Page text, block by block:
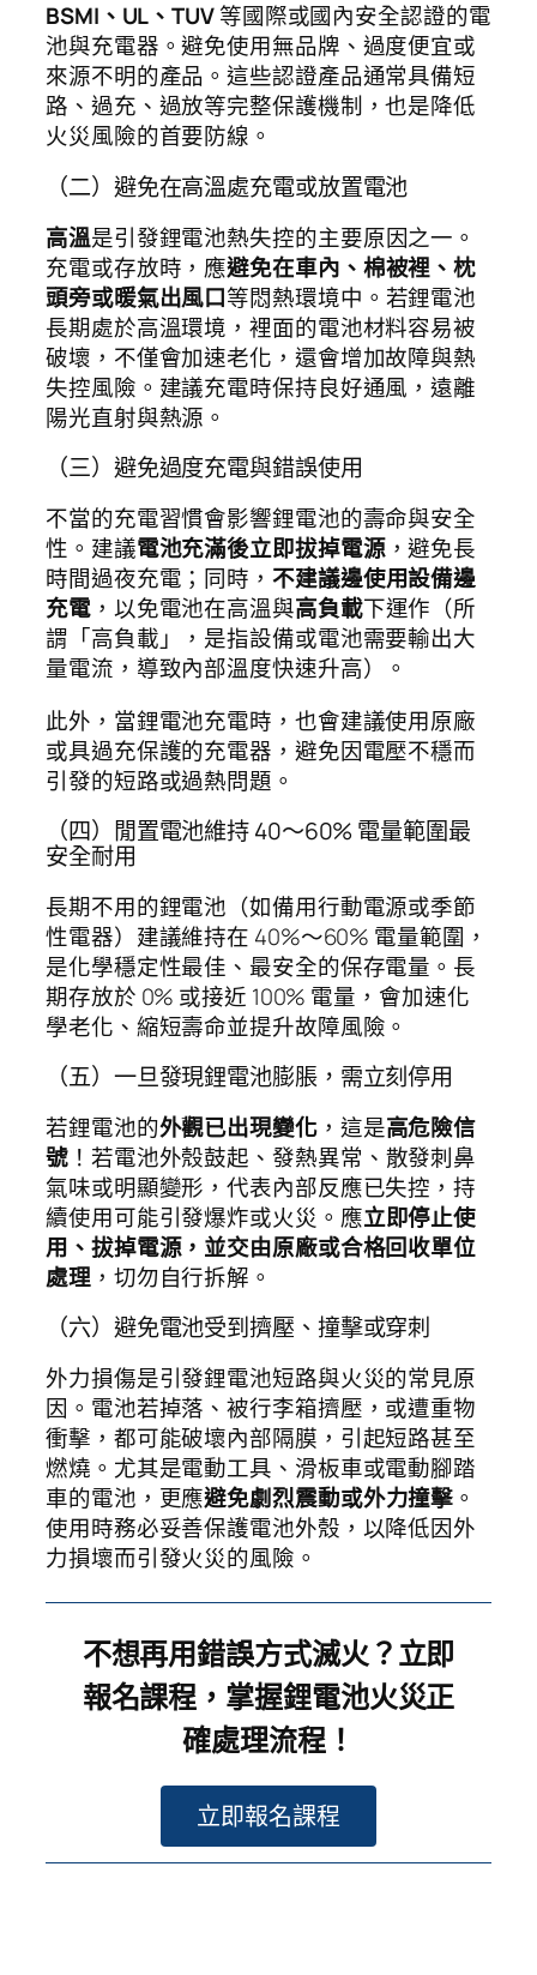
BSMI、UL、TUV等國際或國內安全認證的電
池與充電器。避免使用無品牌、過度便宜或
來源不明的產品。這些認證產品通常具備短
路、過充、過放等完整保護機制，也是降低
火災風險的首要防線。
（二）避免在高溫處充電或放置電池
高溫是引發鋰電池熱失控的主要原因之一。
充電或存放時，應避免在車內、棉被裡、枕
頭旁或暖氣出風口等悶熱環境中。若鋰電池
長期處於高溫環境，裡面的電池材料容易被
破壞，不僅會加速老化，還會增加故障與熱
失控風險。建議充電時保持良好通風，遠離
陽光直射與熱源。
（三）避免過度充電與錯誤使用
不當的充電習慣會影響鋰電池的壽命與安全
性。建議電池充滿後立即拔掉電源，避免長
時間過夜充電；同時， 不建議邊使用設備邊
充電，以免電池在高溫與高負載下運作（所
謂「高負載」，是指設備或電池需要輸出大
量電流，導致內部溫度快速升高）。
此外，當鋰電池充電時，也會建議使用原廠
或具過充保護的充電器，避免因電壓不穩而
引發的短路或過熱問題。
（四）閒置電池維持 40～60% 電量範圍最
安全耐用
長期不用的鋰電池（如備用行動電源或季節
性電器）建議維持在 40%～60% 電量範圍，
是化學穩定性最佳、最安全的保存電量。長
期存放於 0% 或接近 100% 電量，會加速化
學老化、縮短壽命並提升故障風險。
（五）一旦發現鋰電池膨脹，需立刻停用
若鋰電池的外觀已出現變化，這是高危險信
號！若電池外殼鼓起、發熱異常、散發刺鼻
氣味或明顯變形，代表內部反應已失控，持
續使用可能引發爆炸或火災。應立即停止使
用、拔掉電源，並交由原廠或合格回收單位
處理，切勿自行拆解。
（六）避免電池受到擠壓、撞擊或穿刺
外力損傷是引發鋰電池短路與火災的常見原
因。電池若掉落、被行李箱擠壓，或遭重物
衝擊，都可能破壞內部隔膜，引起短路甚至
燃燒。尤其是電動工具、滑板車或電動腳踏
車的電池，更應避免劇烈震動或外力撞擊 。
使用時務必妥善保護電池外殼，以降低因外
力損壞而引發火災的風險。
不想再用錯誤方式滅火？立即
報名課程，掌握鋰電池火災正
確處理流程！
立即報名課程